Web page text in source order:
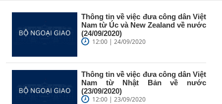
Thông tin về việc đưa công dân Việt
Nam từ Úc và New Zealand về nước
(24/09/2020)
12:00 | 24/09/2020
Thông tin về việc đưa công dân Việt
Nam từ Nhật Bản về nước
(23/09/2020)
12:00 | 23/09/2020